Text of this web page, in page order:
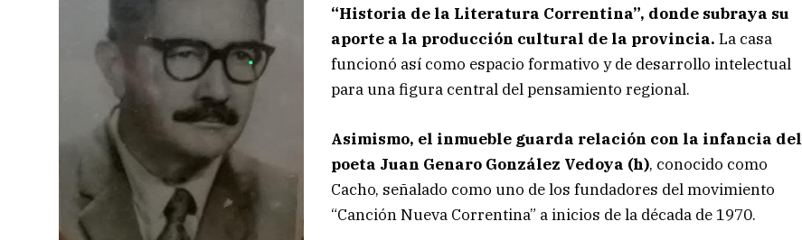
“Historia de la Literatura Correntina”, donde subraya su
aporte a la producción cultural de la provincia. La casa
funcionó así como espacio formativo y de desarrollo intelectual
para una figura central del pensamiento regional.
Asimismo, el inmueble guarda relación con la infancia del
poeta Juan Genaro González Vedoya (h), conocido como
Cacho, señalado como uno de los fundadores del movimiento
“Canción Nueva Correntina” a inicios de la década de 1970.